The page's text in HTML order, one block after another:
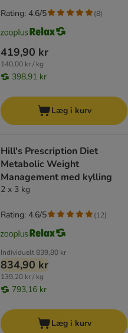
419,90 kr
140,00 kr / kg
398,91 kr
Rating: 4.6/5 (8)
Læg i kurv
Hill's Prescription Diet
Metabolic Weight
Management med kylling
2 x 3 kg
Individuelt839,80 kr
834,90 kr
139,20 kr / kg
793,16 kr
Rating: 4.6/5 (12)
Læg i kurv